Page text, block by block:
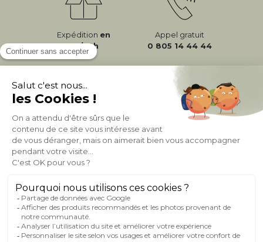
Expédition en
24/72h
Appel gratuit
0 805 14 44 44
À PROPOS DE MILIBOO
AIDE & CONTACT